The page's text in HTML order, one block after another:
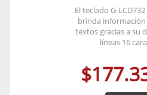
El teclado G-
brinda
textos gracias a su
líneas 16